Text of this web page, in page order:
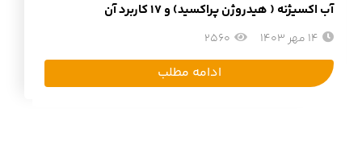
آب اکسیژنه ( هیدروژن پراکسید) و 17 کاربرد آن
14 مهر 1403 2560
ادامه مطلب